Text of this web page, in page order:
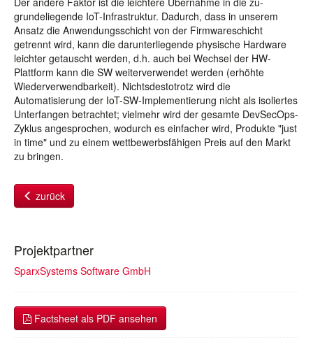
grundeliegende IoT-Infrastruktur. Dadurch, dass in unserem
Ansatz die Anwendungsschicht von der Firmwareschicht
getrennt wird, kann die darunterliegende physische Hardware
leichter getauscht werden, d.h. auch bei Wechsel der HW-
Plattform kann die SW weiterverwendet werden (erhöhte
Wiederverwendbarkeit). Nichtsdestotrotz wird die
Automatisierung der IoT-SW-Implementierung nicht als isoliertes
Unterfangen betrachtet; vielmehr wird der gesamte DevSecOps-
Zyklus angesprochen, wodurch es einfacher wird, Produkte "just
in time" und zu einem wettbewerbsfähigen Preis auf den Markt
zu bringen.
zurück
Projektpartner
SparxSystems Software GmbH
Factsheet als PDF ansehen